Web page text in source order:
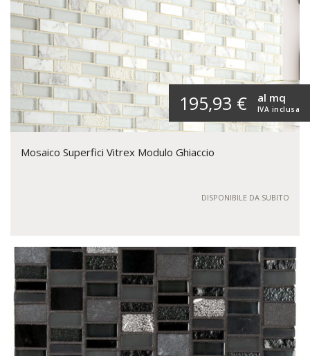
195,93 € IVA inclusa
al mq
Mosaico Superfici Vitrex Modulo Ghiaccio
DISPONIBILE DA SUBITO